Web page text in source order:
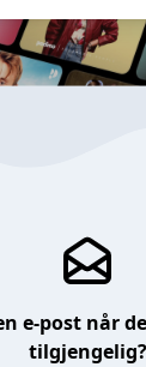
e-post når
tilgjengelig?